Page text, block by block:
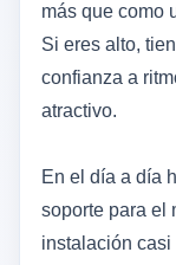
más que como
Si eres alto,
confianza a
atractivo.
En el día a día
soporte para el
instalación casi